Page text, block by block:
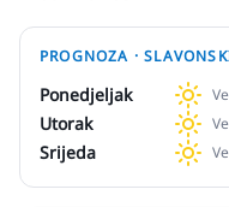
PROGNOZA ·
Ponedjeljak
Utorak
Srijeda